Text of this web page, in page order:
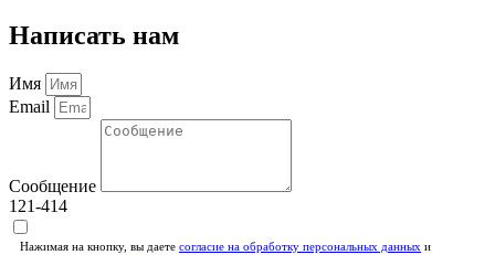
Написать нам
Имя
Email
Сообщение
121-414
Нажимая на кнопку, вы даете согласие на обработку персональных данных и